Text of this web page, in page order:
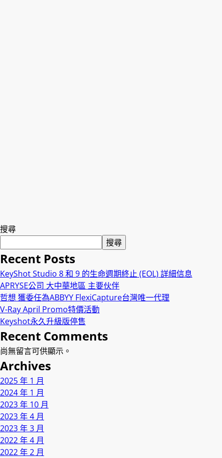
搜尋
搜尋
Recent Posts
KeyShot Studio 8 和 9 的生命週期終止 (EOL) 詳細信息
APRYSE公司 大中華地區 主要伙伴
哲想 獲委任為ABBYY FlexiCapture台灣唯一代理
V-Ray April Promo特價活動
Keyshot永久升級版停售
Recent Comments
尚無留言可供顯示。
Archives
2025 年 1 月
2024 年 1 月
2023 年 10 月
2023 年 4 月
2023 年 3 月
2022 年 4 月
2022 年 2 月